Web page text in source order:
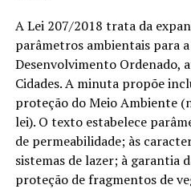
A Lei 207/2018 trata da
parâmetros ambientais para
Desenvolvimento Ordenado,
Cidades. A minuta propõe
proteção do Meio Ambiente
lei). O texto estabelece
de permeabilidade; às
sistemas de lazer; à garantia
proteção de fragmentos de